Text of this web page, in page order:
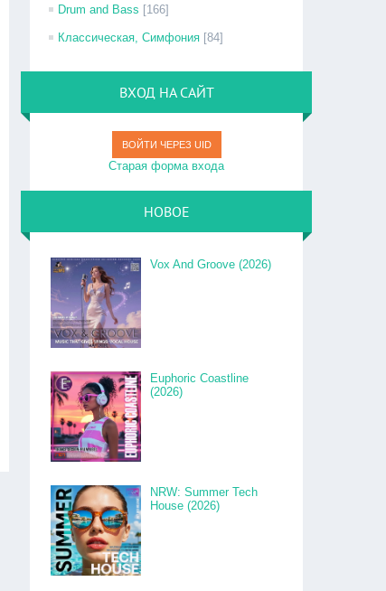
Drum and Bass [166]
Классическая, Симфония [84]
ВХОД НА САЙТ
ВОЙТИ ЧЕРЕЗ UID
Старая форма входа
НОВОЕ
Vox And Groove (2026)
Euphoric Coastline
(2026)
NRW: Summer Tech
House (2026)